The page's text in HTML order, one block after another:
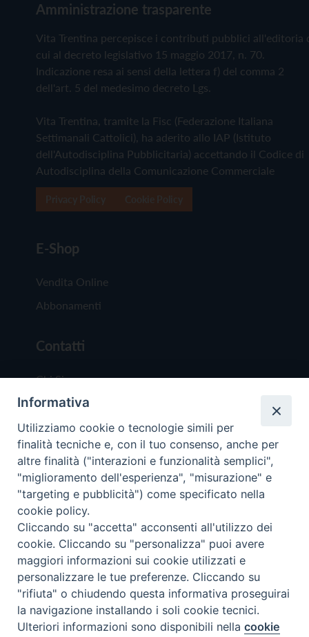
Amministrazione trasparente
Vita Trentina percepisce i contributi pubblici all'editoria
cui al decreto legislativo 15 maggio 2017, n. 70.
Indicazione resa ai sensi della lettera f) del comma 2
dell'art. 5 del medesimo decreto Lgs.
Vita Trentina, tramite la Fisc (Federazione Italiana
Settimanali Cattolici), ha aderito allo IAP (Istituto
dell'Autodisciplina Pubblicitaria) accettando il Codice di
Autodisciplina della Comunicazione Commerciale
E-Shop
Vendita Online
Abbonamenti
Contatti
Chi Siamo
Redazione
Scrivici
Copyright © 2019 - Tutti i diritti riservati - Vita
Trentina Editrice
Privacy Policy
Torna
Preferenze Cookie
Informativa
Utilizziamo cookie o tecnologie simili per
finalità tecniche e, con il tuo consenso, anche per
altre finalità ("interazioni e funzionalità semplici",
"miglioramento dell'esperienza", "misurazione" e
"targeting e pubblicità") come specificato nella
cookie policy.
Cliccando su "accetta" acconsenti all'utilizzo dei
cookie. Cliccando su "personalizza" puoi avere
maggiori informazioni sui cookie utilizzati e
personalizzare le tue preferenze. Cliccando su
"rifiuta" o chiudendo questa informativa proseguirai
la navigazione installando i soli cookie tecnici.
Ulteriori informazioni sono disponibili nellacookie